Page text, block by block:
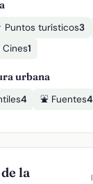
Puntos turísticos3
Cines1
urbana
4 ⛲ Fuentes4
la